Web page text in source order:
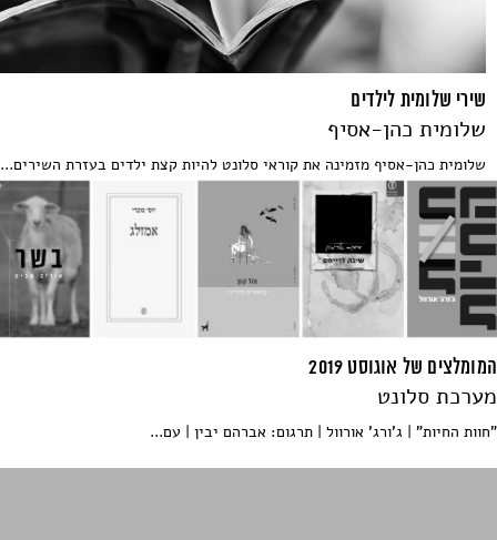
שירי שלומית לילדים
שלומית כהן-אסיף
שלומית כהן-אסיף מזמינה את קוראי סלונט להיות קצת ילדים בעזרת השירים...
המומלצים של אוגוסט 2019
מערכת סלונט
"חוות החיות" ׀ ג'ורג' אורוול ׀ תרגום: אברהם יבין ׀ עם...